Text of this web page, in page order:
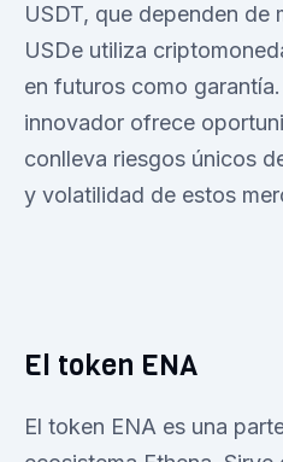
USDT, que dependen de
USDe utiliza
en futuros como
innovador ofrece
conlleva riesgos únicos
y volatilidad de estos
El token ENA
El token ENA es una